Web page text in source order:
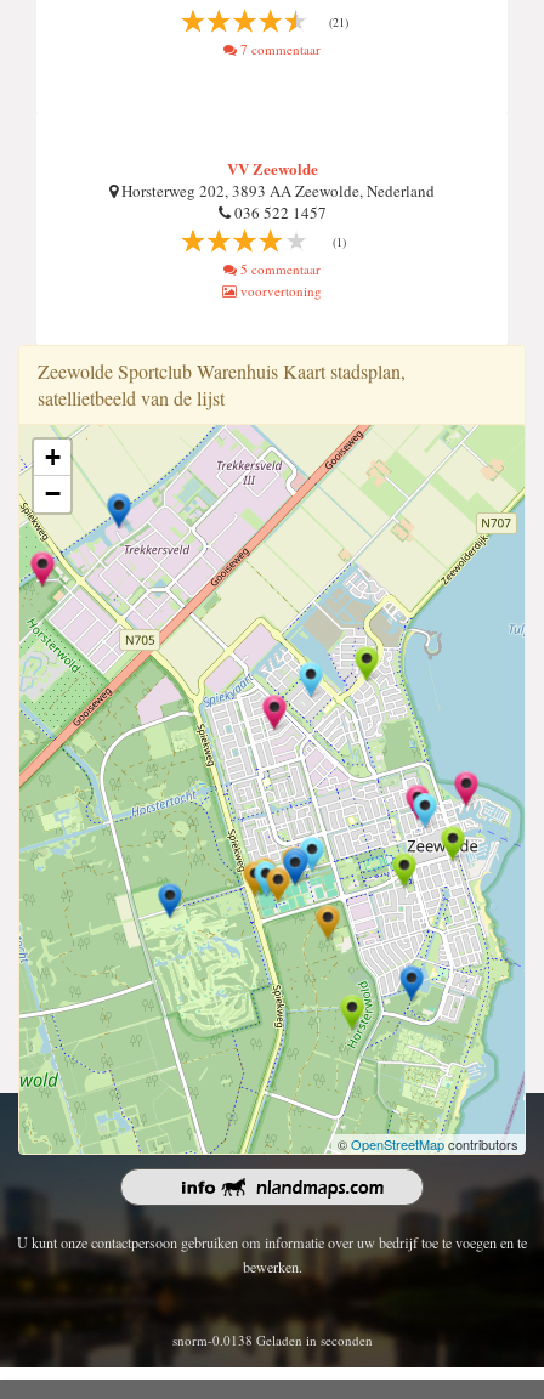
(21)
7 commentaar
VV Zeewolde
Horsterweg 202, 3893 AA Zeewolde, Nederland
036 522 1457
(1)
5 commentaar
voorvertoning
Zeewolde Sportclub Warenhuis Kaart stadsplan,
satellietbeeld van de lijst
+
−
©OpenStreetMapcontributors
Copyright 2026 | Alle rechten voorbehouden.
U kunt onze contactpersoon gebruiken om informatie over uw bedrijf toe te voegen en te
bewerken.
snorm-0.0138 Geladen in seconden